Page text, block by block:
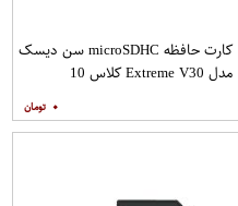
کارت حافظه microSDHC سن دیسک
مدل Extreme V30 کلاس 10
160MBps ظرفیت 32 گیگابایت
۰